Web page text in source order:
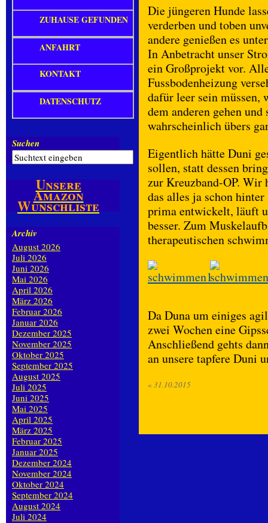
Die jüngeren Hunde
verderben und toben
andere genießen es
In Anbetracht unser
ein Großprojekt vor.
Fussbodenheizung
dafür leer sein müssen,
dem anderen gehen
wahrscheinlich übers
Eigentlich hätte Duni
sollen, statt dessen
zur Kreuzband-OP. Wir
das alles ja schon
prima entwickelt, läuft
besser. Zum
therapeutischen
Da Duna um einiges
zwei Wochen eine
Anschließend gehts
an unsere tapfere Duni
« 31.10.2015
ZUHAUSE GEFUNDEN
ANFAHRT
KONTAKT
DATENSCHUTZ
Suchen
Unsere
Amazon
Wunschliste
Archiv
August 2026
Juli 2026
Juni 2026
Mai 2026
April 2026
März 2026
Februar 2026
Januar 2026
Dezember 2025
November 2025
Oktober 2025
September 2025
August 2025
Juli 2025
Juni 2025
Mai 2025
April 2025
März 2025
Februar 2025
Januar 2025
Dezember 2024
November 2024
Oktober 2024
September 2024
August 2024
Juli 2024